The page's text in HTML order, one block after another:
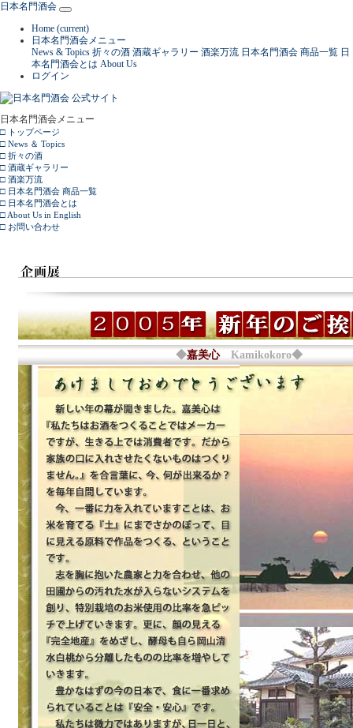
日本名門酒会
Home (current)
日本名門酒会メニュー
News & Topics 折々の酒 酒蔵ギャラリー 酒楽万流 日本名門酒会 商品一覧 日
本名門酒会とは About Us
ログイン
日本名門酒会メニュー
□ トップページ
□ News ＆ Topics
□ 折々の酒
□ 酒蔵ギャラリー
□ 酒楽万流
□ 日本名門酒会 商品一覧
□ 日本名門酒会とは
□ About Us in English
□ お問い合わせ
◆嘉美心Kamikokoro◆